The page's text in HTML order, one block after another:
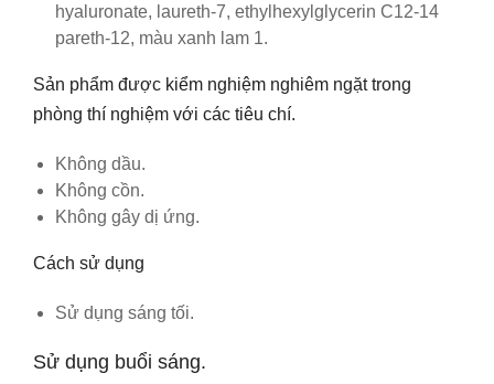
hyaluronate, laureth-7, ethylhexylglycerin C12-14
pareth-12, màu xanh lam 1.
Sản phẩm được kiểm nghiệm nghiêm ngặt trong
phòng thí nghiệm với các tiêu chí.
Không dầu.
Không cồn.
Không gây dị ứng.
Cách sử dụng
Sử dụng sáng tối.
Sử dụng buổi sáng.